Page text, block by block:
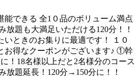
能できる 全1０品のボリューム満点
放題も大満足いただける120分！！
いときのお集りに最適です！ １０
お得なクーポンがございます♪ ①幹
！18名様以上だと2名様分のコース
放題延長！120分→150分に！！